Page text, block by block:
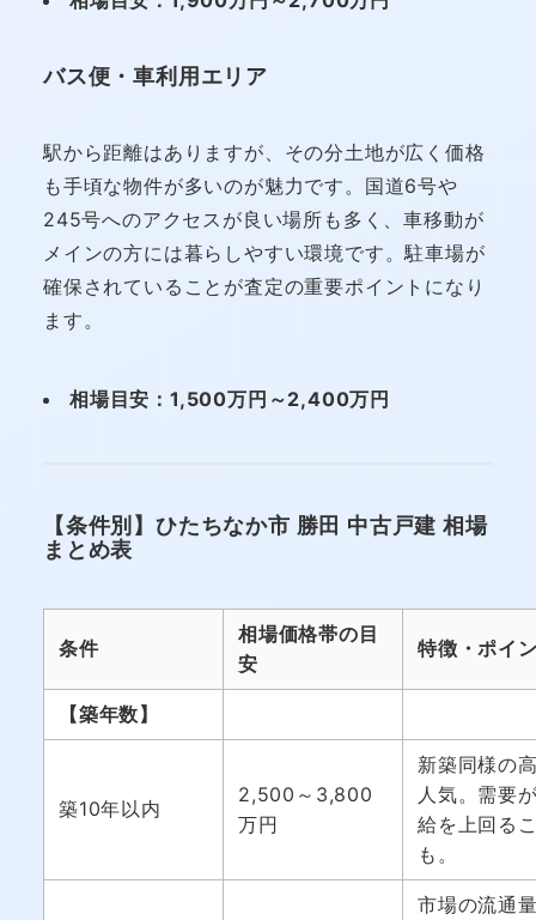
バス便・車利用エリア
駅から距離はありますが、その分土地が広く価格
も手頃な物件が多いのが魅力です。国道6号や
245号へのアクセスが良い場所も多く、車移動が
メインの方には暮らしやすい環境です。駐車場が
確保されていることが査定の重要ポイントになり
ます。
相場目安：1,500万円～2,400万円
【条件別】ひたちなか市 勝田 中古戸建 相場
まとめ表
条件
相場価格帯の目
安
特徴・ポイ
【築年数】
築10年以内
2,500～3,800
万円
新築同様の
人気。需要
給を上回る
も。
市場の流通